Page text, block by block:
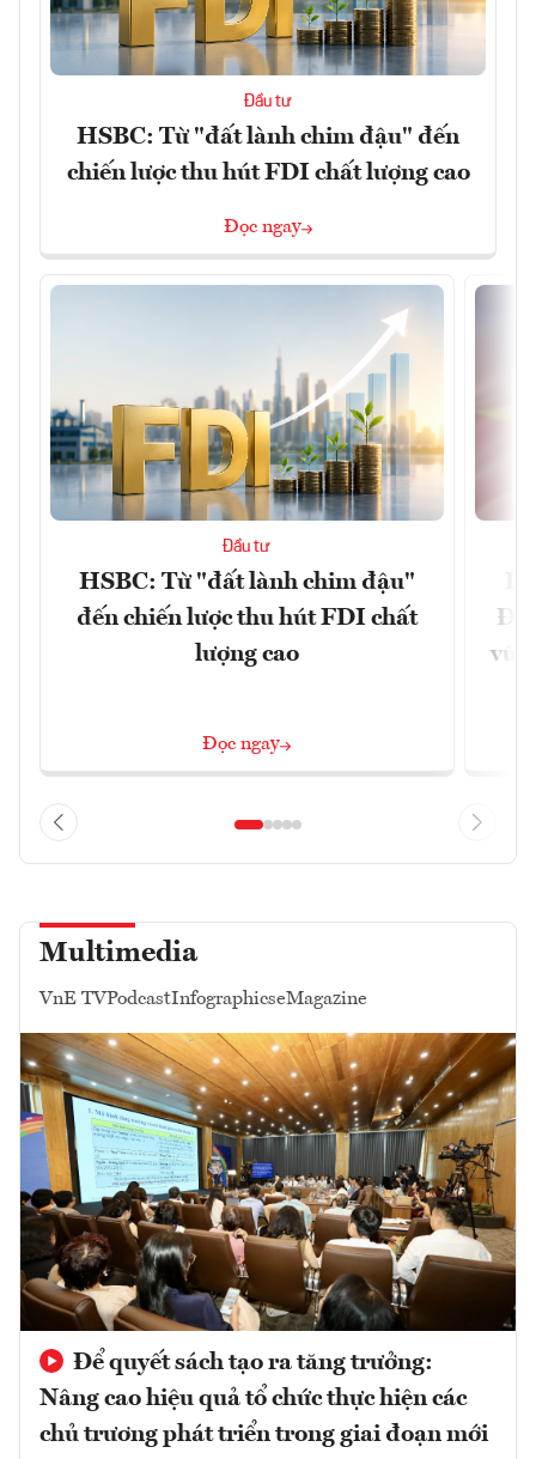
Đầu tư
HSBC: Từ "đất lành chim đậu" đến
chiến lược thu hút FDI chất lượng cao
Đọc ngay
Đầu tư
HSBC: Từ "đất lành chim đậu"
đến chiến lược thu hút FDI chất
lượng cao
Đọc ngay
Multimedia
VnE TVPodcastInfographicseMagazine
Để quyết sách tạo ra tăng trưởng:
Nâng cao hiệu quả tổ chức thực hiện các
chủ trương phát triển trong giai đoạn mới